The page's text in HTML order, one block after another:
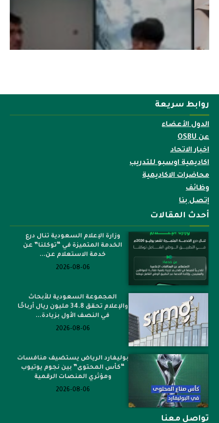
روابط سريعة
الدول الأعضاء
عن OSBU
اخبار الاتحاد
اكاديمية اوسبو للتدريب
محاضرات الاكاديمية
وظائف
إتصل بنا
أحدث المقالات
وزارة الإعلام السعودية تنال درع
الخدمة المتميزة في “توكلنا” عن
خدمة الاستعلام عن...
2026-08-06
المجموعة السعودية للأبحاث
والإعلام تحقق 34.8 مليون ريال أرباحًا
في النصف الأول بزيادة...
2026-08-06
بوليفارد الرياض يستضيف منافسات
“كأس المحتوى” بين نجوم يوتيوب
ومؤثري المنصات الرقمية
2026-08-06
تواصل معنا